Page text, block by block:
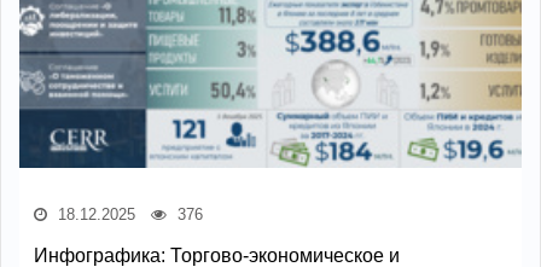
18.12.2025 376
Инфографика: Торгово-экономическое и